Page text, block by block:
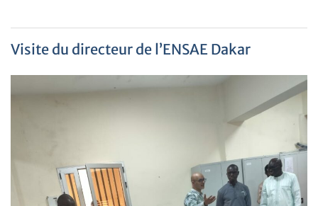
Visite du directeur de l’ENSAE Dakar